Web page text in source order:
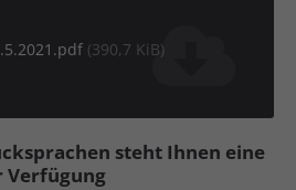
(390,7 KiB)
steht Ihnen eine